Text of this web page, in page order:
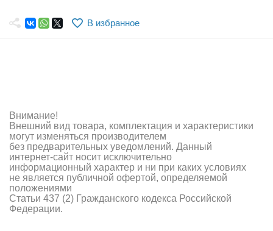
Конструкторы
Зарядные устройства и блоки питания
Двигатели
Технические жидкости
Инструмент,измерительные приборы,расходники
В избранное
Внимание!
Внешний вид товара, комплектация и характеристики
могут изменяться производителем
без предварительных уведомлений. Данный
интернет-сайт носит исключительно
информационный характер и ни при каких условиях
не является публичной офертой, определяемой
положениями
Статьи 437 (2) Гражданского кодекса Российской
Федерации.